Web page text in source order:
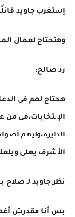
إستغرب جاويد
وهتحتاج لعمال
رد صالح:
هحتاج لهم فى
الإنتخابات،فى
الدايره،وليهم
الأشرف يعلى
نظر جاويد لـ صلاح
بس أنا مقدرش